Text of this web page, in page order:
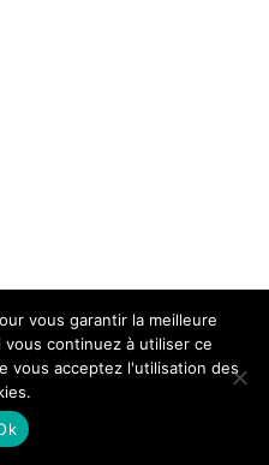
vous garantir la meilleure
continuez à utiliser ce
vous acceptez l'utilisation des